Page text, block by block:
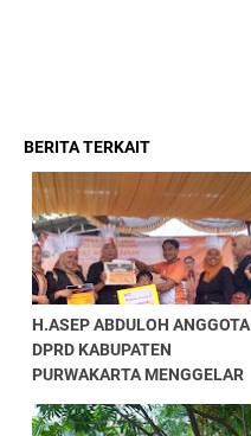
BERITA TERKAIT
H.ASEP ABDULOH ANGGOTA
DPRD KABUPATEN
PURWAKARTA MENGGELAR
MEMERIAHKAN HUT PARTAI